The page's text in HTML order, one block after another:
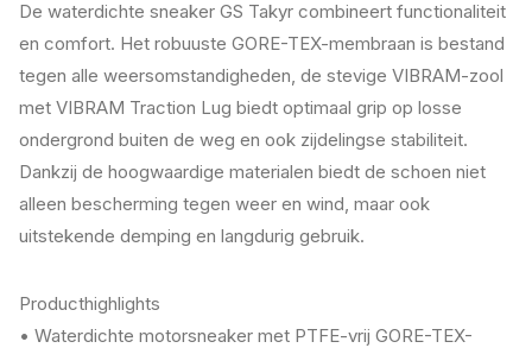
De waterdichte sneaker GS Takyr combineert functionaliteit
en comfort. Het robuuste GORE-TEX-membraan is bestand
tegen alle weersomstandigheden, de stevige VIBRAM-zool
met VIBRAM Traction Lug biedt optimaal grip op losse
ondergrond buiten de weg en ook zijdelingse stabiliteit.
Dankzij de hoogwaardige materialen biedt de schoen niet
alleen bescherming tegen weer en wind, maar ook
uitstekende demping en langdurig gebruik.
Producthighlights
• Waterdichte motorsneaker met PTFE-vrij GORE-TEX-